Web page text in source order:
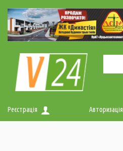
Реєстрація Авторизація